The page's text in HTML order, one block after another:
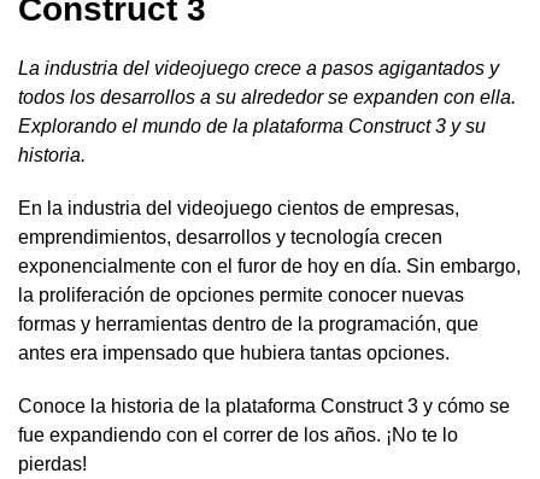
Construct 3
La industria del videojuego crece a pasos agigantados y
todos los desarrollos a su alrededor se expanden con ella.
Explorando el mundo de la plataforma Construct 3 y su
historia.
En la industria del videojuego cientos de empresas,
emprendimientos, desarrollos y tecnología crecen
exponencialmente con el furor de hoy en día. Sin embargo,
la proliferación de opciones permite conocer nuevas
formas y herramientas dentro de la programación, que
antes era impensado que hubiera tantas opciones.
Conoce la historia de la plataforma Construct 3 y cómo se
fue expandiendo con el correr de los años. ¡No te lo
pierdas!